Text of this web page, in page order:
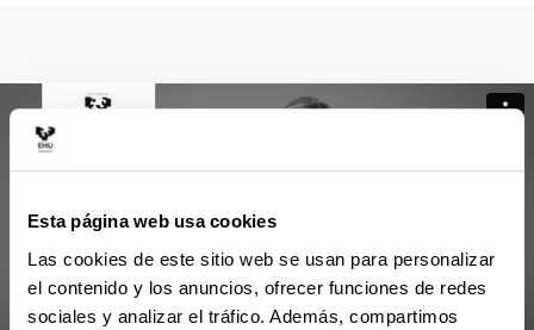
Esta página web usa cookies
Las cookies de este sitio web se usan para personalizar
el contenido y los anuncios, ofrecer funciones de redes
sociales y analizar el tráfico. Además, compartimos